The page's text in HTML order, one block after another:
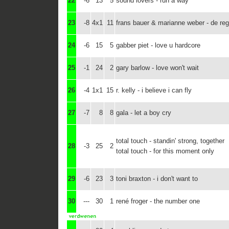
23 -8 4x1 11 frans bauer & marianne weber - de
24 -6 15 5 gabber piet - love u hardcore
25 -1 24 2 gary barlow - love won't wait
26 -4 1x1 15 r. kelly - i believe i can fly
27 -7 8 8 gala - let a boy cry
28 -3 25 2
total touch - standin' strong, together
total touch - for this moment only
29 -6 23 3 toni braxton - i don't want to
30 --- 30 1 rené froger - the number one